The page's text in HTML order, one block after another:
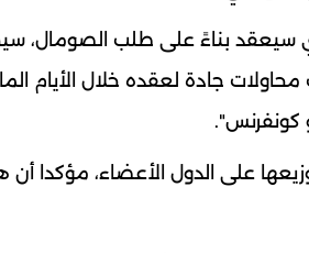
بناءً على طلب الصومال،
جادة لعقده خلال الأيام
كونفرنس".